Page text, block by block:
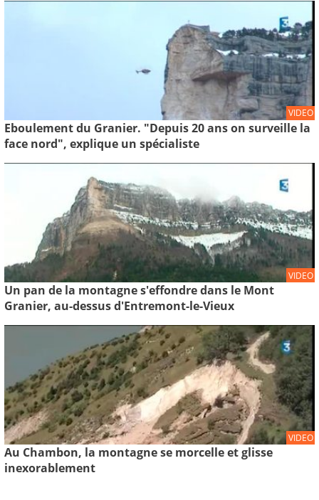
VIDEO
Eboulement du Granier. "Depuis 20 ans on surveille la
face nord", explique un spécialiste
VIDEO
Un pan de la montagne s'effondre dans le Mont
Granier, au-dessus d'Entremont-le-Vieux
VIDEO
Au Chambon, la montagne se morcelle et glisse
inexorablement